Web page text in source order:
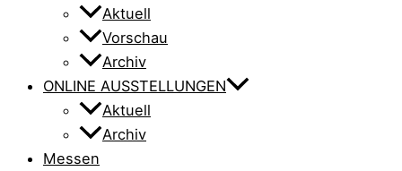
Aktuell
Vorschau
Archiv
ONLINE AUSSTELLUNGEN
Aktuell
Archiv
Messen